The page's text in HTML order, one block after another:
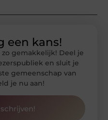
een kans!
gemakkelijk! Deel je
en sluit je
gemeenschap van
je nu aan!